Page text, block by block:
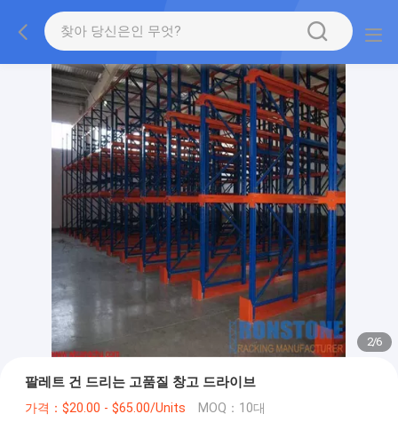
2/6
팔레트 건 드리는 고품질 창고 드라이브
가격：$20.00 - $65.00/Units MOQ：10대